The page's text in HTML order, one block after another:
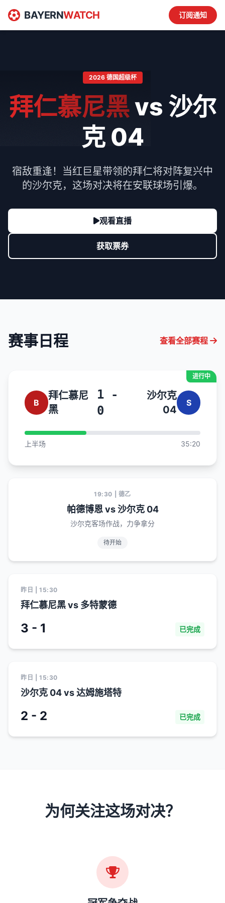
BAYERNWATCH 订阅通知
2026 德国超级杯
拜仁慕尼黑vs 沙尔
克 04
宿敌重逢！当红巨星带领的拜仁将对阵复兴中
的沙尔克，这场对决将在安联球场引爆。
观看直播
获取票券
赛事日程 查看全部赛程
进行中
B
拜仁慕尼
黑
1 -
0
沙尔克
04
S
上半场 35:20
19:30 | 德乙
帕德博恩 vs 沙尔克 04
沙尔克客场作战，力争拿分
待开始
昨日 | 15:30
拜仁慕尼黑 vs 多特蒙德
3 - 1 已完成
昨日 | 15:30
沙尔克 04 vs 达姆施塔特
2 - 2 已完成
为何关注这场对决？